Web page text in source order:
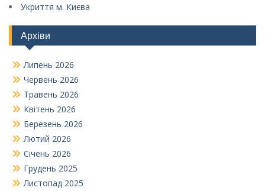
Укриття м. Києва
Архіви
Липень 2026
Червень 2026
Травень 2026
Квітень 2026
Березень 2026
Лютий 2026
Січень 2026
Грудень 2025
Листопад 2025